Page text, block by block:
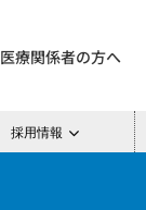
医療関係者の方へ
採用情報